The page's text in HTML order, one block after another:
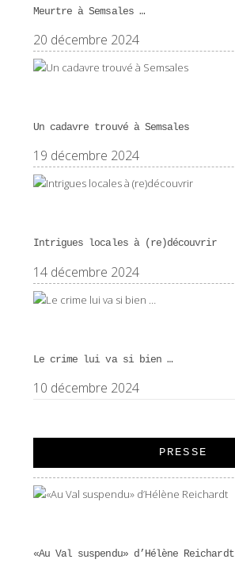
Meurtre à Semsales …
20 décembre 2024
Un cadavre trouvé à Semsales
19 décembre 2024
Intrigues locales à (re)découvrir
14 décembre 2024
Le crime lui va si bien …
10 décembre 2024
PRESSE
«Au Val suspendu» d’Hélène Reichardt